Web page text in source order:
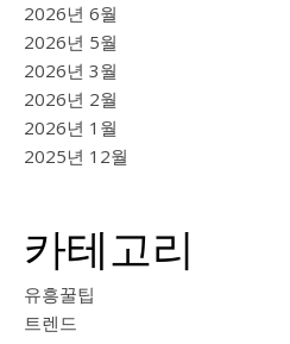
2026년 6월
2026년 5월
2026년 3월
2026년 2월
2026년 1월
2025년 12월
카테고리
유흥꿀팁
트렌드